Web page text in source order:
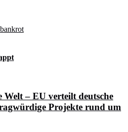
– EU verteilt deutsche
Projekte rund um